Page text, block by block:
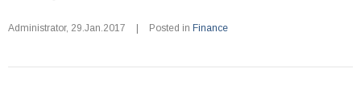
Administrator, 29.Jan.2017 Posted in Finance